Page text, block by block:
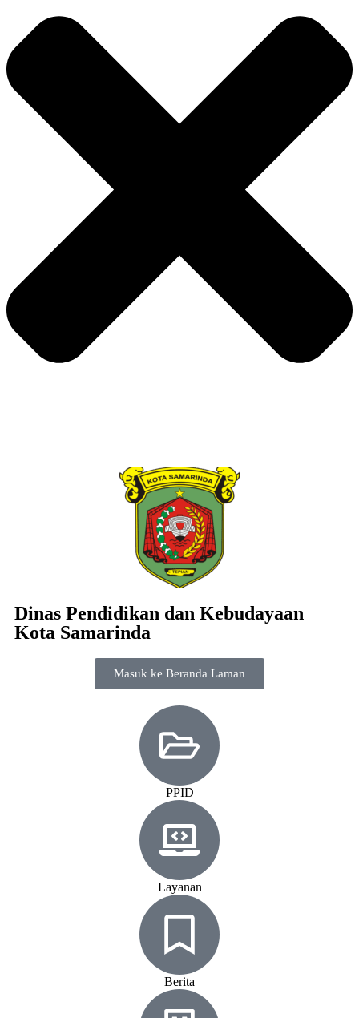
Dinas Pendidikan dan Kebudayaan
Kota Samarinda
Masuk ke Beranda Laman
PPID
Layanan
Berita